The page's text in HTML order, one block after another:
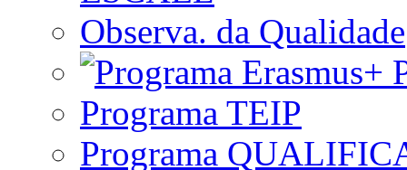
Observa. da Qualidade
Programa TEIP
Programa